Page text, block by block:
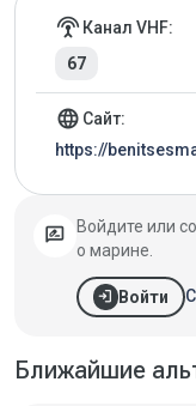
Детали
settings_input_antenna Канал VHF:
67
language Сайт:
https://
rate_review
Войдите или
о марине.
login Войти
Ближайшие